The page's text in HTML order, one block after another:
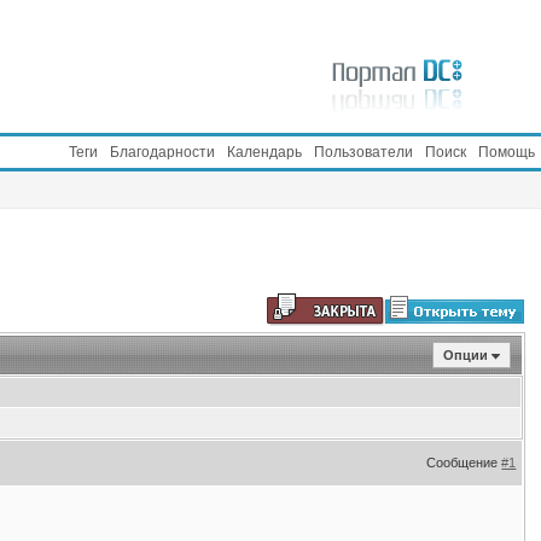
Помощь
Поиск
Пользователи
Календарь
Благодарности
Теги
Опции
Сообщение#1